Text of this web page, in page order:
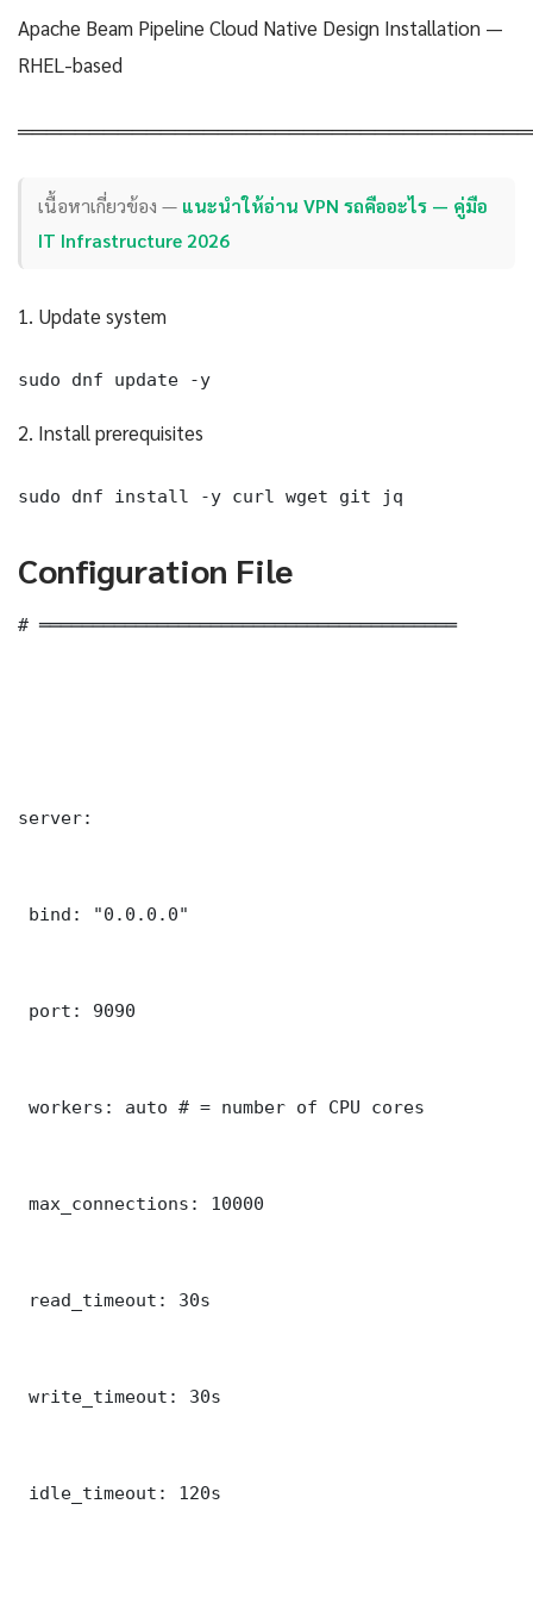
Apache Beam Pipeline Cloud Native Design Installation —
RHEL-based
เนื้อหาเกี่ยวข้อง — แนะนำให้อ่าน VPN รถคืออะไร — คู่มือ
IT Infrastructure 2026
1. Update system
sudo dnf update -y
2. Install prerequisites
sudo dnf install -y curl wget git jq
Configuration File
# ═══════════════════════════════════════
server:
bind: "0.0.0.0"
port: 9090
workers: auto # = number of CPU cores
max_connections: 10000
read_timeout: 30s
write_timeout: 30s
idle_timeout: 120s